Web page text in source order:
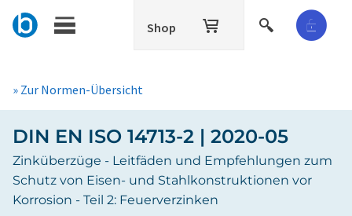
Shop
» Zur Normen-Übersicht
DIN EN ISO 14713-2 | 2020-05
Zinküberzüge - Leitfäden und Empfehlungen zum
Schutz von Eisen- und Stahlkonstruktionen vor
Korrosion - Teil 2: Feuerverzinken